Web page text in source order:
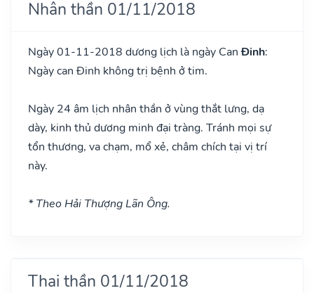
Nhân thần 01/11/2018
Ngày 01-11-2018 dương lịch là ngày CanĐinh:
Ngày can Đinh không trị bệnh ở tim.
Ngày 24 âm lịch nhân thần ở vùng thắt lưng, dạ
dày, kinh thủ dương minh đại tràng. Tránh mọi sự
tổn thương, va chạm, mổ xẻ, châm chích tại vị trí
này.
* Theo Hải Thượng Lãn Ông.
Thai thần 01/11/2018